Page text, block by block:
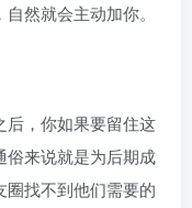
然就会主动加你。
后，你如果要留住这
俗来说就是为后期成
找不到他们需要的